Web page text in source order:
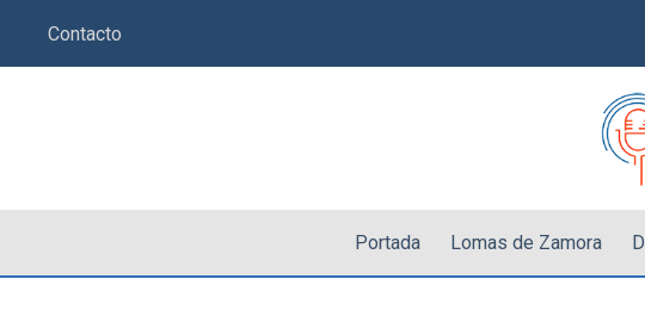
Contacto
Portada Lomas de Zamora